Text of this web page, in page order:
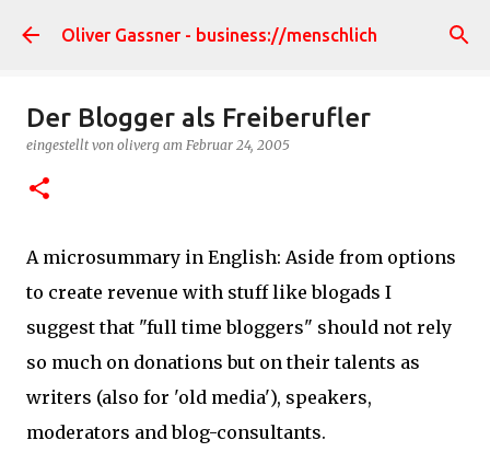
Direkt zum Hauptbereich
Oliver Gassner - business://menschlich
Der Blogger als Freiberufler
eingestellt von oliverg am Februar 24, 2005
A microsummary in English: Aside from options
to create revenue with stuff like blogads I
suggest that "full time bloggers" should not rely
so much on donations but on their talents as
writers (also for 'old media'), speakers,
moderators and blog-consultants.